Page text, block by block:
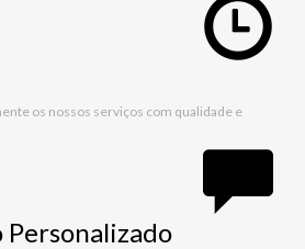
os nossos serviços com qualidade e